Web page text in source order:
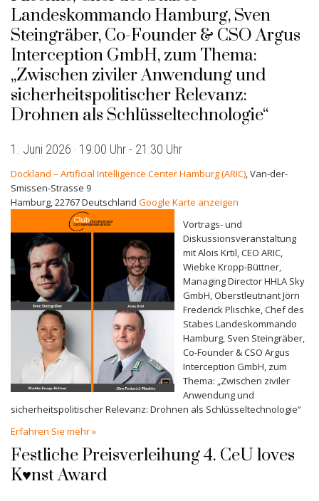
Landeskommando Hamburg, Sven
Steingräber, Co-Founder & CSO Argus
Interception GmbH, zum Thema:
„Zwischen ziviler Anwendung und
sicherheitspolitischer Relevanz:
Drohnen als Schlüsseltechnologie“
1. Juni 2026 · 19:00 Uhr- 21:30 Uhr
Dockland – Artificial Intelligence Center Hamburg (ARIC),Van-der-
Smissen-Strasse 9
Hamburg,22767Deutschland Google Karte anzeigen
Vortrags- und
Diskussionsveranstaltung
mit Alois Krtil, CEO ARIC,
Wiebke Kropp-Büttner,
Managing Director HHLA Sky
GmbH, Oberstleutnant Jörn
Frederick Plischke, Chef des
Stabes Landeskommando
Hamburg, Sven Steingräber,
Co-Founder & CSO Argus
Interception GmbH, zum
Thema: „Zwischen ziviler
Anwendung und
sicherheitspolitischer Relevanz: Drohnen als Schlüsseltechnologie“
Erfahren Sie mehr »
Festliche Preisverleihung 4. CeU loves
K♥️nst Award